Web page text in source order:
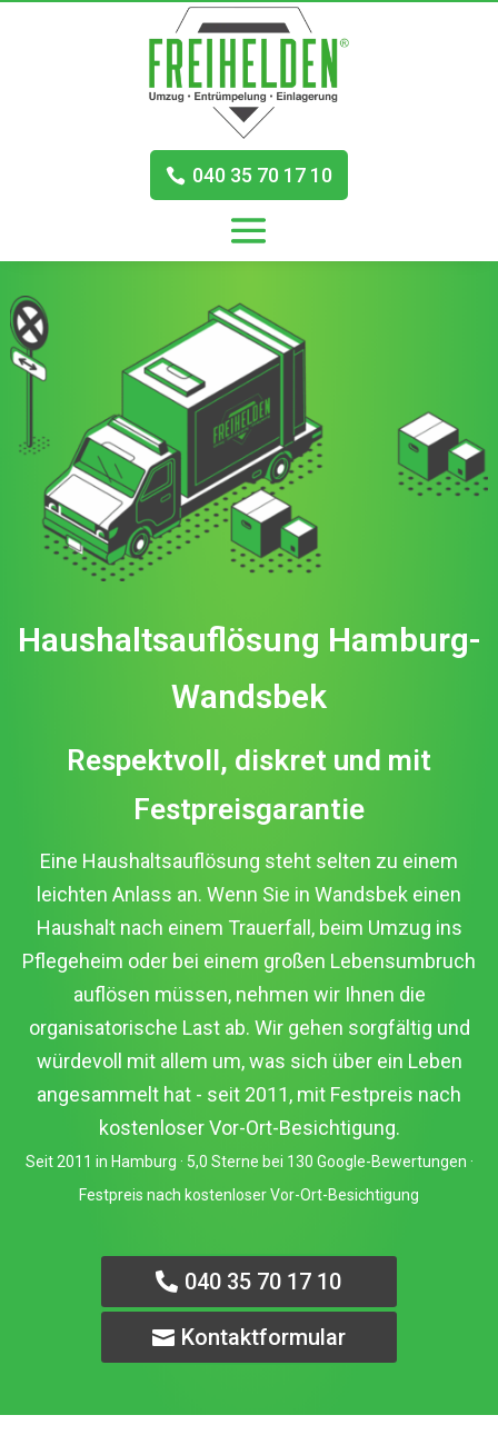
040 35 70 17 10
Haushaltsauflösung Hamburg-
Wandsbek
Respektvoll, diskret und mit
Festpreisgarantie
Eine Haushaltsauflösung steht selten zu einem
leichten Anlass an. Wenn Sie in Wandsbek einen
Haushalt nach einem Trauerfall, beim Umzug ins
Pflegeheim oder bei einem großen Lebensumbruch
auflösen müssen, nehmen wir Ihnen die
organisatorische Last ab. Wir gehen sorgfältig und
würdevoll mit allem um, was sich über ein Leben
angesammelt hat - seit 2011, mit Festpreis nach
kostenloser Vor-Ort-Besichtigung.
Seit 2011 in Hamburg · 5,0 Sterne bei 130 Google-Bewertungen ·
Festpreis nach kostenloser Vor-Ort-Besichtigung
040 35 70 17 10
Kontaktformular